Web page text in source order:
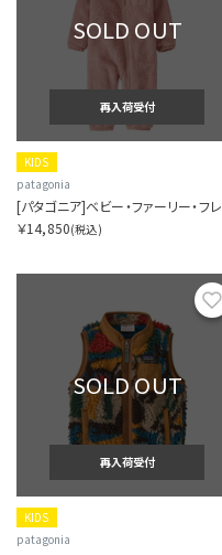
SOLD OUT
再入荷受付
KIDS
patagonia
￥14,850(税込)
SOLD OUT
再入荷受付
KIDS
patagonia